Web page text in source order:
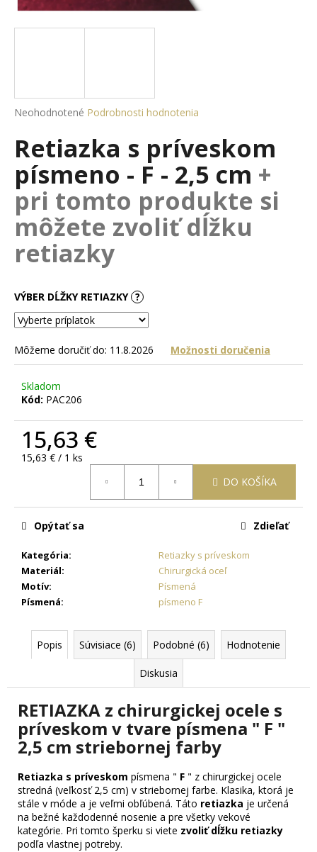
Priemerné
produktu
je
5
hviezdičiek.
Neohodnotené Podrobnosti hodnotenia
Retiazka s príveskom
písmeno - F - 2,5 cm +
pri tomto produkte si
môžete zvoliť dĺžku
retiazky
VÝBER DĹŽKY RETIAZKY ?
Môžeme doručiť do: 11.8.2026 Možnosti doručenia
Skladom
Kód: PAC206
15,63 €
Jednotková
15,63 € / 1 ks
DO KOŠÍKA
Kategória:
Retiazky s príveskom
Materiál:
Chirurgická oceľ
Motív:
Písmená
Písmená: písmeno F
Opýtať sa Zdieľať
Popis Súvisiace (6) Podobné (6) Hodnotenie
Diskusia
RETIAZKA z chirurgickej ocele s
príveskom v tvare písmena " F "
2,5 cm striebornej farby
Retiazka s príveskom písmena " F " z chirurgickej ocele
stredná (veľkosť 2,5 cm) v striebornej farbe. Klasika, ktorá je
stále v móde a je veľmi obľúbená. Táto retiazka je určená
na bežné každodenné nosenie a pre všetky vekové
kategórie. Pri tomto šperku si viete zvoliť dĺžku retiazky
podľa vlastnej potreby.
á
j
?
O
d
p
r
ú
č
m
e
RETIAZKA
S
PRÍVESKOM
ANJEL
PRI
PRODUKTE
MÔŽETE
ZVOLIŤ
DĹŽKU
RETIAZKY
18,77